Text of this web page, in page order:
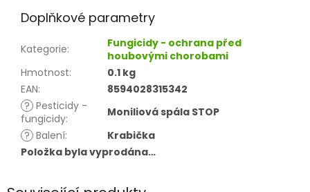
Doplňkové parametry
Kategorie:
Fungicidy - ochrana před
houbovými chorobami
Hmotnost:
0.1 kg
EAN:
8594028315342
? Pesticidy -
fungicidy:
Moniliová spála STOP
? Balení:
Krabička
Položka byla vyprodána…